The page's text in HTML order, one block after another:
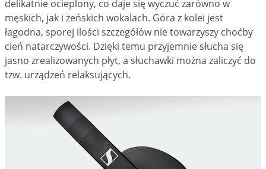
delikatnie ocieplony, co daje się wyczuć zarówno w
męskich, jak i żeńskich wokalach. Góra z kolei jest
łagodna, sporej ilości szczegółów nie towarzyszy choćby
cień natarczywości. Dzięki temu przyjemnie słucha się
jasno zrealizowanych płyt, a słuchawki można zaliczyć do
tzw. urządzeń relaksujących.